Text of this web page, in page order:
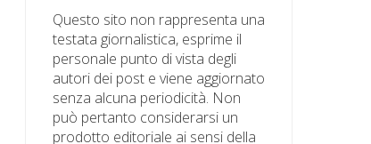
Questo sito non rappresenta una
testata giornalistica, esprime il
personale punto di vista degli
autori dei post e viene aggiornato
senza alcuna periodicità. Non
può pertanto considerarsi un
prodotto editoriale ai sensi della